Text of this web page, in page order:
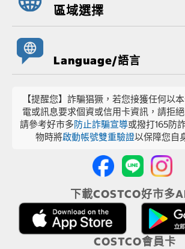
區域選擇
Language/語言
【提醒您】詐騙猖獗，若您接獲任何以
電或訊息要求個資或信用卡資訊，請拒
請參考好市多防止詐騙宣導或撥打165防
物時將啟動帳號雙重驗證以保障您自
下載COSTCO好市多
COSTCO會員卡